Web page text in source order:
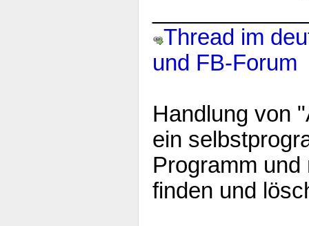
Thread im
und FB-Forum
Handlung von
ein
Programm
finden und